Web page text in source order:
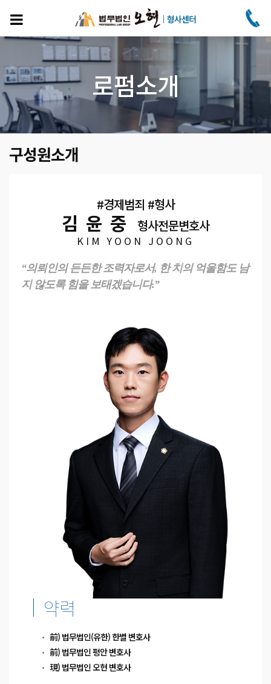
주
요
콘
로
건
너
뛰
기
로펌소개
구성원소개
#경제범죄 #형사
김윤중 형사전문변호사
KIM YOON JOONG
“의뢰인의 든든한 조력자로서, 한 치의 억울함도 남
지 않도록 힘을 보태겠습니다.”
약력
前) 법무법인(유한) 한별 변호사
前) 법무법인 평안 변호사
現) 법무법인 오현 변호사